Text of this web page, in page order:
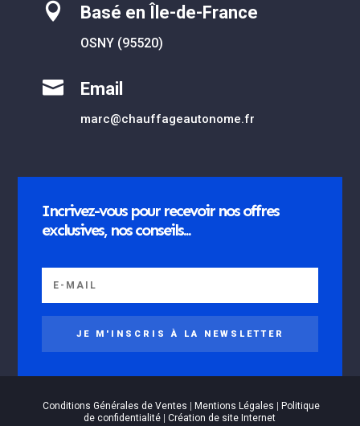
 Basé en Île-de-France
OSNY (95520)
 Email
marc@chauffageautonome.fr
Incrivez-vous pour recevoir nos offres
exclusives, nos conseils...
JE M'INSCRIS À LA NEWSLETTER
Conditions Générales de Ventes | Mentions Légales | Politique
de confidentialité |Création de site Internet